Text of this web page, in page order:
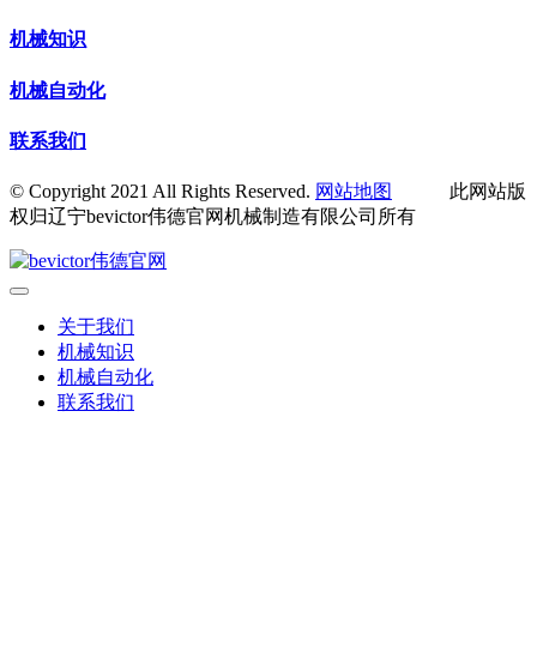
机械知识
机械自动化
联系我们
© Copyright 2021 All Rights Reserved. 网站地图
此网站版
权归辽宁bevictor伟德官网机械制造有限公司所有
关于我们
机械知识
机械自动化
联系我们